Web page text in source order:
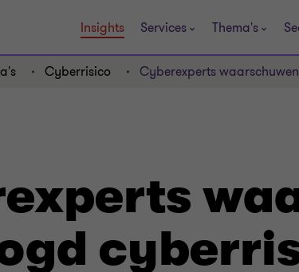
Insights Services Thema's
Cyberrisico Cyberexperts